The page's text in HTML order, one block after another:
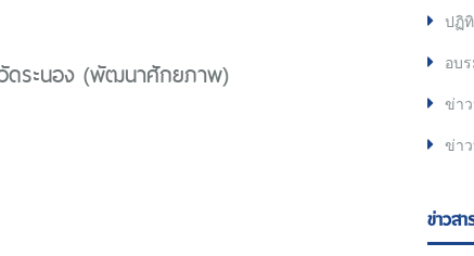
ดระนอง (พัฒนาศักยภาพ)
ปฏิ
อบ
ข่า
ข่า
ข่าวส